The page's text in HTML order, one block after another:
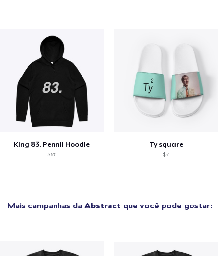
King 83. Pennii Hoodie
$67
Ty square
$51
Mais campanhas da Abstract que você pode gostar: